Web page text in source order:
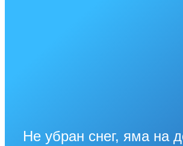
Не убран снег, яма на